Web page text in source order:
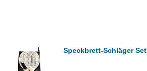
Speckbrett-Schläger Set